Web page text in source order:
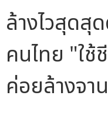
ล้างไวสุดสุ
คนไทย "ใช้
ค่อยล้างจา